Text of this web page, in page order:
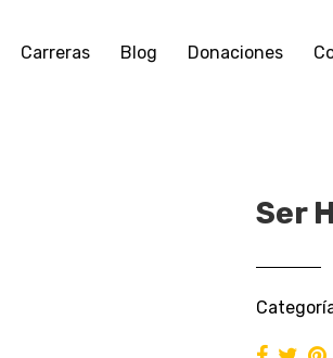
Carreras Blog Donaciones
Ser